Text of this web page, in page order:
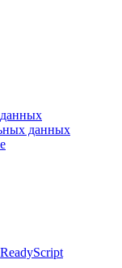
данных
ReadyScript